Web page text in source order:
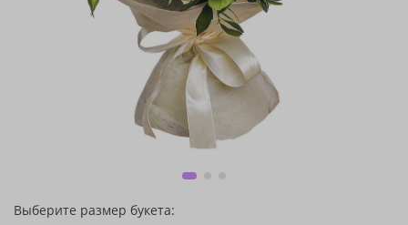
Выберите размер букета: